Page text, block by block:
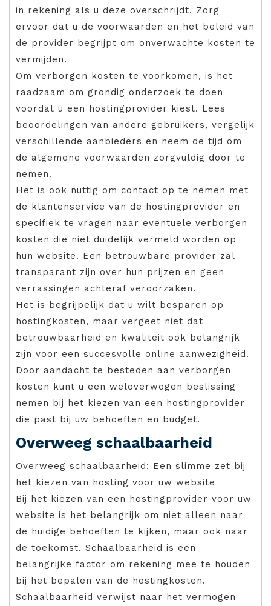
in rekening als u deze overschrijdt. Zorg
ervoor dat u de voorwaarden en het beleid van
de provider begrijpt om onverwachte kosten te
vermijden.
Om verborgen kosten te voorkomen, is het
raadzaam om grondig onderzoek te doen
voordat u een hostingprovider kiest. Lees
beoordelingen van andere gebruikers, vergelijk
verschillende aanbieders en neem de tijd om
de algemene voorwaarden zorgvuldig door te
nemen.
Het is ook nuttig om contact op te nemen met
de klantenservice van de hostingprovider en
specifiek te vragen naar eventuele verborgen
kosten die niet duidelijk vermeld worden op
hun website. Een betrouwbare provider zal
transparant zijn over hun prijzen en geen
verrassingen achteraf veroorzaken.
Het is begrijpelijk dat u wilt besparen op
hostingkosten, maar vergeet niet dat
betrouwbaarheid en kwaliteit ook belangrijk
zijn voor een succesvolle online aanwezigheid.
Door aandacht te besteden aan verborgen
kosten kunt u een weloverwogen beslissing
nemen bij het kiezen van een hostingprovider
die past bij uw behoeften en budget.
Overweeg schaalbaarheid
Overweeg schaalbaarheid: Een slimme zet bij
het kiezen van hosting voor uw website
Bij het kiezen van een hostingprovider voor uw
website is het belangrijk om niet alleen naar
de huidige behoeften te kijken, maar ook naar
de toekomst. Schaalbaarheid is een
belangrijke factor om rekening mee te houden
bij het bepalen van de hostingkosten.
Schaalbaarheid verwijst naar het vermogen